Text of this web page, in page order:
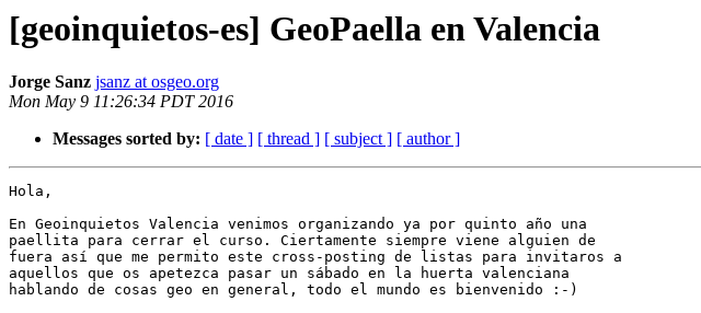
[geoinquietos-es] GeoPaella en Valencia
Jorge Sanz jsanz at osgeo.org
Mon May 9 11:26:34 PDT 2016
Messages sorted by: [ date ] [ thread ] [ subject ] [ author ]
Hola,
En Geoinquietos Valencia venimos organizando ya por quinto año una
paellita para cerrar el curso. Ciertamente siempre viene alguien de
fuera así que me permito este cross-posting de listas para invitaros a
aquellos que os apetezca pasar un sábado en la huerta valenciana
hablando de cosas geo en general, todo el mundo es bienvenido :-)